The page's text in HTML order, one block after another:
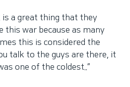
is a great thing that they
this war because as many
this is considered the
talk to the guys are there, it
one of the coldest..”